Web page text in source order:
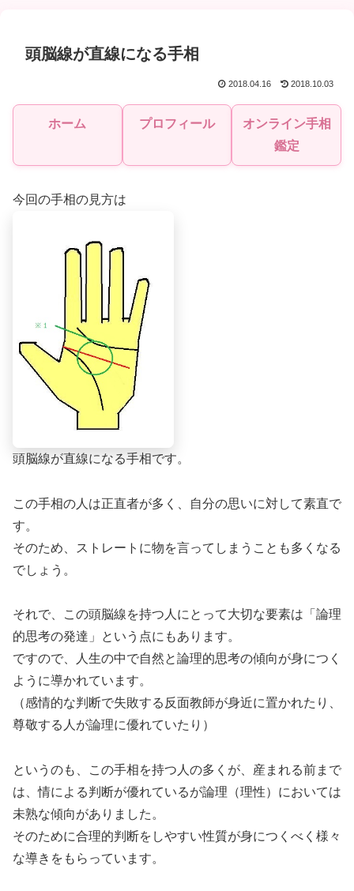
頭脳線が直線になる手相
2018.04.16 2018.10.03
ホーム プロフィール
オンライン手相
鑑定
今回の手相の見方は
頭脳線が直線になる手相です。
この手相の人は正直者が多く、自分の思いに対して素直で
す。
そのため、ストレートに物を言ってしまうことも多くなる
でしょう。
それで、この頭脳線を持つ人にとって大切な要素は「論理
的思考の発達」という点にもあります。
ですので、人生の中で自然と論理的思考の傾向が身につく
ように導かれています。
（感情的な判断で失敗する反面教師が身近に置かれたり、
尊敬する人が論理に優れていたり）
というのも、この手相を持つ人の多くが、産まれる前まで
は、情による判断が優れているが論理（理性）においては
未熟な傾向がありました。
そのために合理的判断をしやすい性質が身につくべく様々
な導きをもらっています。